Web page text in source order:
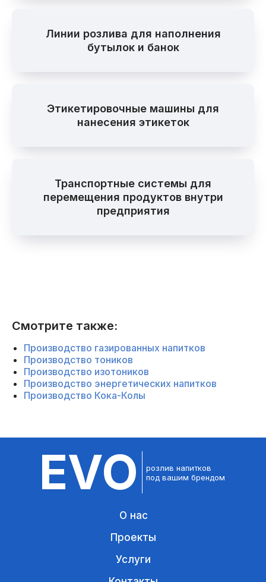
Линии розлива для наполнения
бутылок и банок
Этикетировочные машины для
нанесения этикеток
Транспортные системы для
перемещения продуктов внутри
предприятия
Смотрите также:
Производство газированных напитков
Производство тоников
Производство изотоников
Производство энергетических напитков
Производство Кока-Колы
О нас
Проекты
розлив напитков
под вашим брендом
EVO
Услуги